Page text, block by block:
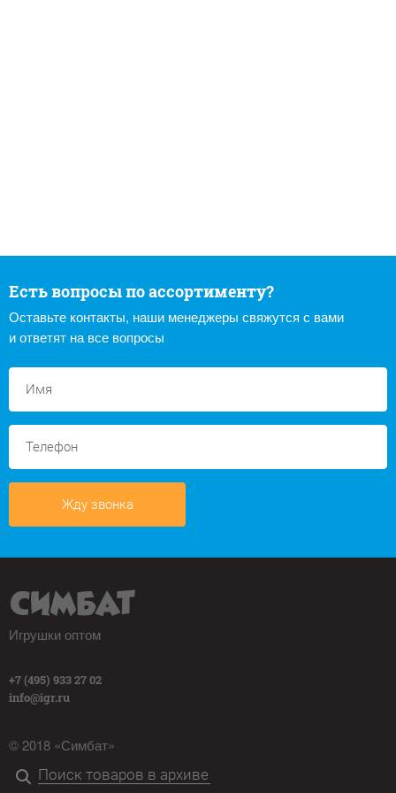
Есть вопросы по ассортименту?
Оставьте контакты, наши менеджеры свяжутся с вами
и ответят на все вопросы
Жду звонка
Игрушки оптом
+7 (495) 933 27 02
info@igr.ru
© 2018 «Симбат»